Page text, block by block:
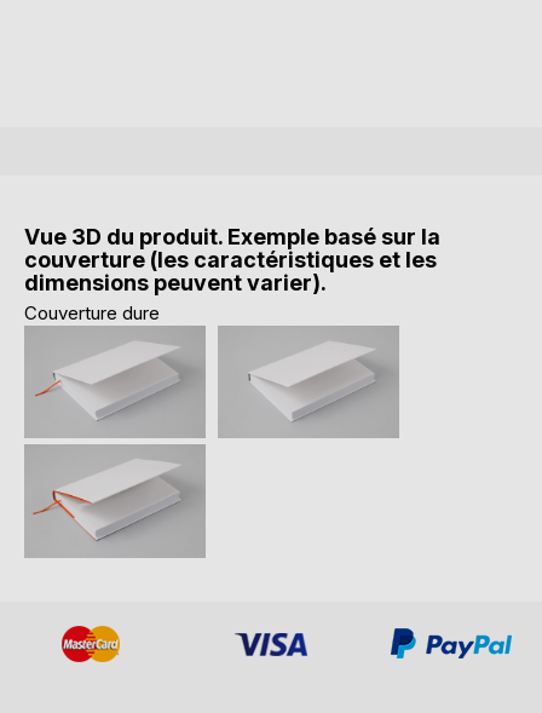
Vue 3D du produit. Exemple basé sur la
couverture (les caractéristiques et les
dimensions peuvent varier).
Couverture dure